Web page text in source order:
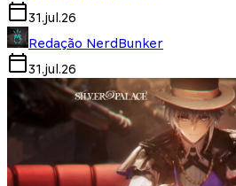
31.jul.26
Redação NerdBunker
31.jul.26